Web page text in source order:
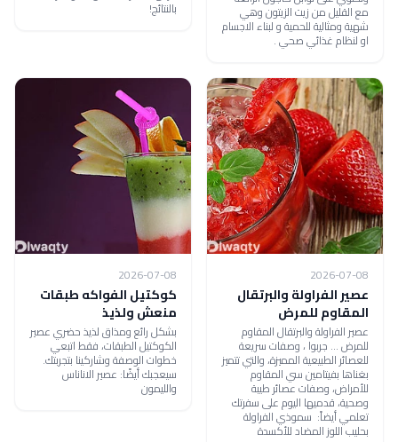
مع القليل من زيت الزيتون وهي
شهية ومثالية للحمية و لبناء الاجسام
او لنظام غذائي صحي .
بالنتائج!
2026-07-08
عصير الفراولة والبرتقال
المقاوم للمرض
عصير الفراولة والبرتقال المقاوم
للمرض ... جربوا ، وصفات سريعة
للعصائر الطبيعية المميزة، والتي تتميز
بغناها بفيتامين سي المقاوم
للأمراض، وصفات عصائر طيبة
وصحية، قدميها اليوم على سفرتك
تعلمي أيضاً: سموذي الفراولة
بحليب اللوز المضاد للأكسدة
2026-07-08
كوكتيل الفواكه طبقات
منعش ولذيذ
بشكل رائع ومذاق لذيذ حضري عصير
الكوكتيل الطبقات، فقط اتبعي
خطوات الوصفة وشاركينا بتجربتك.
سيعجبك أيضًا: عصير الاناناس
والليمون